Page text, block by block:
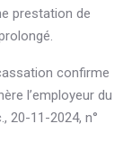
prestation de
confirme
l’employeur du
20-11-2024, n°